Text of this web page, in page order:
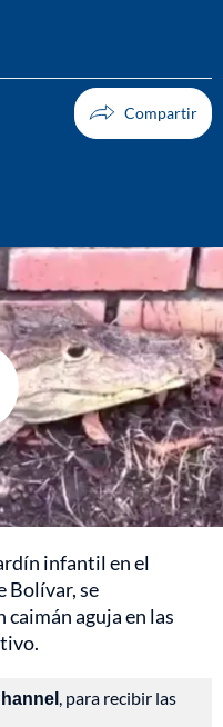
infantil en el
Bolívar, se
aguja en las
, para recibir las